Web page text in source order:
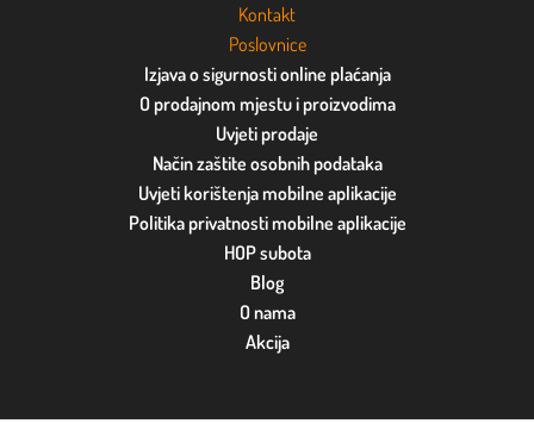
Kontakt
Poslovnice
Izjava o sigurnosti online plaćanja
O prodajnom mjestu i proizvodima
Uvjeti prodaje
Način zaštite osobnih podataka
Uvjeti korištenja mobilne aplikacije
Politika privatnosti mobilne aplikacije
HOP subota
Blog
O nama
Akcija